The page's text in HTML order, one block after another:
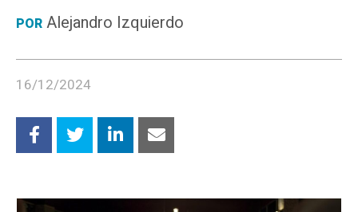
POR Alejandro Izquierdo
16/12/2024